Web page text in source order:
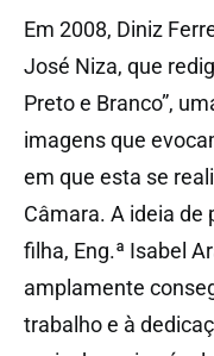
Em 2008, Diniz
José Niza, que
Preto e Branco”,
imagens que
em que esta se
Câmara. A ideia de
filha, Eng.ª Isabel
amplamente
trabalho e à